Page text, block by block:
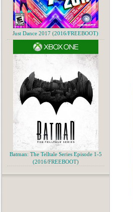
Just Dance 2017 (2016/FREEBOOT)
Batman: The Telltale Series Episode 1-5
(2016/FREEBOOT)